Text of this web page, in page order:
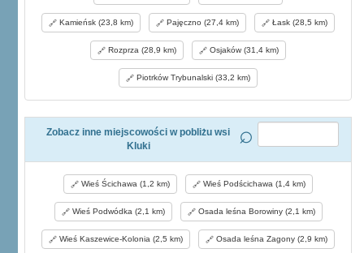
Kamieńsk (23,8 km) Pajęczno (27,4 km) Łask (28,5 km)
Rozprza (28,9 km) Osjaków (31,4 km)
Piotrków Trybunalski (33,2 km)
Zobacz inne miejscowości w pobliżu wsi
Kluki
Wieś Ścichawa (1,2 km) Wieś Podścichawa (1,4 km)
Wieś Podwódka (2,1 km) Osada leśna Borowiny (2,1 km)
Wieś Kaszewice-Kolonia (2,5 km) Osada leśna Zagony (2,9 km)